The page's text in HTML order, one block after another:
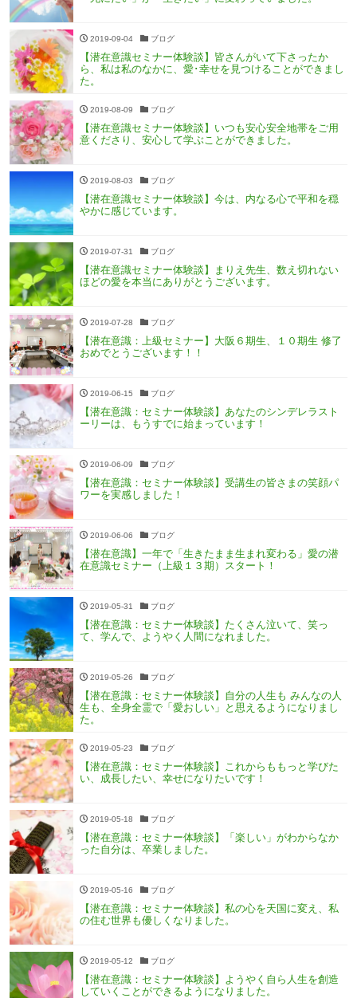
2019-09-04 ブログ
【潜在意識セミナー体験談】皆さんがいて下さったか
ら、私は私のなかに、愛･幸せを見つけることができまし
た。
2019-08-09 ブログ
【潜在意識セミナー体験談】いつも安心安全地帯をご用
意くださり、安心して学ぶことができました。
2019-08-03 ブログ
【潜在意識セミナー体験談】今は、内なる心で平和を穏
やかに感じています。
2019-07-31 ブログ
【潜在意識セミナー体験談】まりえ先生、数え切れない
ほどの愛を本当にありがとうございます。
2019-07-28 ブログ
【潜在意識：上級セミナー】大阪６期生、１０期生 修了
おめでとうございます！！
2019-06-15 ブログ
【潜在意識：セミナー体験談】あなたのシンデレラスト
ーリーは、もうすでに始まっています！
2019-06-09 ブログ
【潜在意識：セミナー体験談】受講生の皆さまの笑顔パ
ワーを実感しました！
2019-06-06 ブログ
【潜在意識】一年で「生きたまま生まれ変わる」愛の潜
在意識セミナー（上級１３期）スタート！
2019-05-31 ブログ
【潜在意識：セミナー体験談】たくさん泣いて、笑っ
て、学んで、ようやく人間になれました。
2019-05-26 ブログ
【潜在意識：セミナー体験談】自分の人生も みんなの人
生も、全身全霊で「愛おしい」と思えるようになりまし
た。
2019-05-23 ブログ
【潜在意識：セミナー体験談】これからももっと学びた
い、成長したい、幸せになりたいです！
2019-05-18 ブログ
【潜在意識：セミナー体験談】「楽しい」がわからなか
った自分は、卒業しました。
2019-05-16 ブログ
【潜在意識：セミナー体験談】私の心を天国に変え、私
の住む世界も優しくなりました。
2019-05-12 ブログ
【潜在意識：セミナー体験談】ようやく自ら人生を創造
していくことができるようになりました。